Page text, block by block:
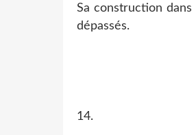
Sa construction
dépassés.
14.